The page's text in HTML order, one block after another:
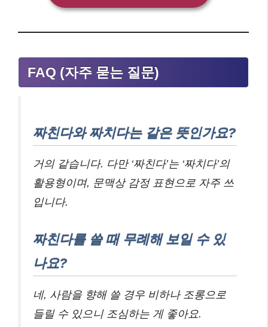
FAQ (자주 묻는 질문)
짜친다와 짜치다는 같은 뜻인가요?
거의 같습니다. 다만 ‘짜친다’는 ‘짜치다’의
활용형이며, 문맥상 감정 표현으로 자주 쓰
입니다.
짜친다를 쓸 때 무례해 보일 수 있
나요?
네, 사람을 향해 쓸 경우 비하나 조롱으로
들릴 수 있으니 조심하는 게 좋아요.